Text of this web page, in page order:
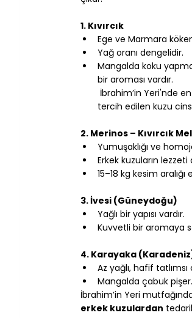
1. Kıvırcık
Ege ve Marmara
Yağ oranı dengelidir.
Mangalda koku
bir aroması vardır.
tercih edilen kuzu
2. Merinos – Kıvırcık
Yumuşaklığı ve
Erkek kuzuların
15–18 kg kesim
3. İvesi (Güneydoğu)
Yağlı bir yapısı vardır.
Kuvvetli bir aromaya
4. Karayaka
Az yağlı, hafif tatlımsı
Mangalda çabuk pişer.
İbrahim’in Yeri
erkek kuzulardan